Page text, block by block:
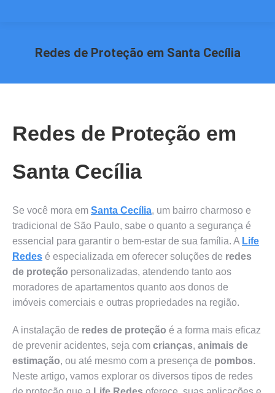
Redes de Proteção em Santa Cecília
Redes de Proteção em
Santa Cecília
Se você mora em Santa Cecília, um bairro charmoso e
tradicional de São Paulo, sabe o quanto a segurança é
essencial para garantir o bem-estar de sua família. A Life
Redes é especializada em oferecer soluções de redes
de proteção personalizadas, atendendo tanto aos
moradores de apartamentos quanto aos donos de
imóveis comerciais e outras propriedades na região.
A instalação de redes de proteção é a forma mais eficaz
de prevenir acidentes, seja com crianças, animais de
estimação, ou até mesmo com a presença de pombos.
Neste artigo, vamos explorar os diversos tipos de redes